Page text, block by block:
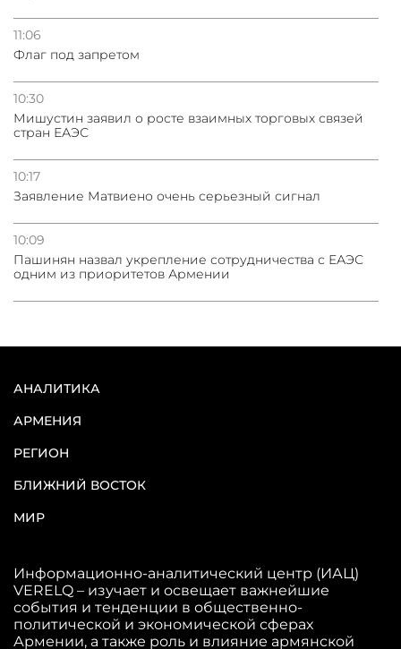
11:06
Флаг под запретом
10:30
Мишустин заявил о росте взаимных торговых связей
стран ЕАЭС
10:17
Заявление Матвиено очень серьезный сигнал
10:09
Пашинян назвал укрепление сотрудничества с ЕАЭС
одним из приоритетов Армении
АНАЛИТИКА
АРМЕНИЯ
РЕГИОН
БЛИЖНИЙ ВОСТОК
МИР
Информационно-аналитический центр (ИАЦ)
VERELQ – изучает и освещает важнейшие
события и тенденции в общественно-
политической и экономической сферах
Армении, а также роль и влияние армянской